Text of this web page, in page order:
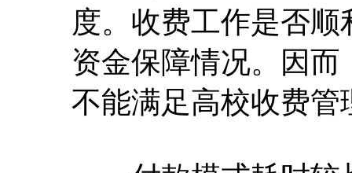
度。收费工作是否
资金保障情况。因
不能满足高校收费管